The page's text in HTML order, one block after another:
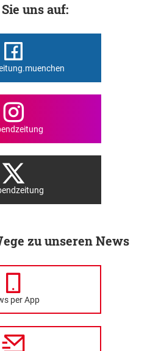
uns auf:
zu unseren News
per App